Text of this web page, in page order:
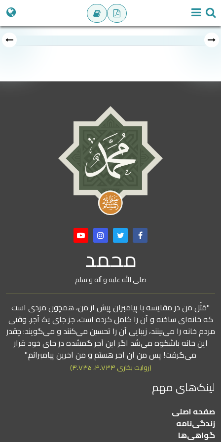
محمد
صلی الله علیه و آله و سلم
"مَثَل من در مقایسه با پیامبران پیش از من، همچون مردی است
که خانه‌ای ساخته و آن را کامل کرده است، جز جای یک آجر. وقتی
مردم خانه را می‌بینند، زیبایی آن را تحسین می‌کنند و می‌گویند: چقدر
این خانه باشکوه می‌شد اگر این آجر گمشده در جای خود قرار
می‌گرفت! پس من آن آجر هستم و من آخرین پیامبرانم."
(روایت بخاری ۴.۷۳۴، ۴.۷۳۵)
لینک‌های مهم
صفحه اصلی
زندگی‌نامه
گواهی‌ها